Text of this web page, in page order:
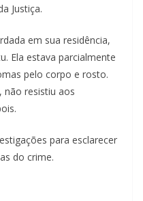
Justiça.
em sua residência,
Ela estava parcialmente
pelo corpo e rosto.
não resistiu aos
para esclarecer
do crime.